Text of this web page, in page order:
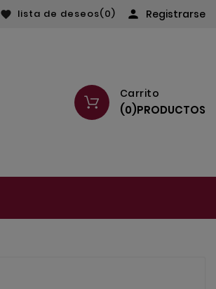
 lista de deseos(0)  Registrarse
Carrito
(0)PRODUCTOS